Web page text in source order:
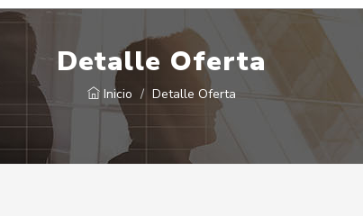
Detalle Oferta
Inicio Detalle Oferta